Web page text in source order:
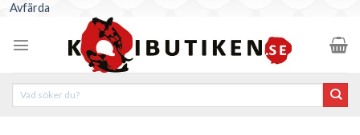
Avfärda
content